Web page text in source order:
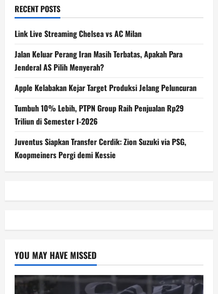
RECENT POSTS
Link Live Streaming Chelsea vs AC Milan
Jalan Keluar Perang Iran Masih Terbatas, Apakah Para
Jenderal AS Pilih Menyerah?
Apple Kelabakan Kejar Target Produksi Jelang Peluncuran
Tumbuh 10% Lebih, PTPN Group Raih Penjualan Rp29
Triliun di Semester I-2026
Juventus Siapkan Transfer Cerdik: Zion Suzuki via PSG,
Koopmeiners Pergi demi Kessie
YOU MAY HAVE MISSED